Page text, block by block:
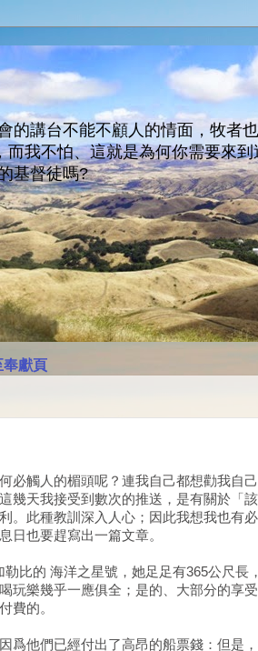
的講台不能不顧人的情面，牧
我不怕、這就是為何你需要來
基督徒嗎?
奉獻頁
必觸人的楣頭呢？連我自己都想勸我自
幾天我接受到數次的推送，是有關於「
。此種教訓深入人心；因此我想我也有
日也要趕寫出一篇文章。
比的 海洋之星號，她足足有365公尺長
玩樂幾乎一應俱全；是的、大部分的享
費的。
爲他們已經付出了高昂的船票錢：但是